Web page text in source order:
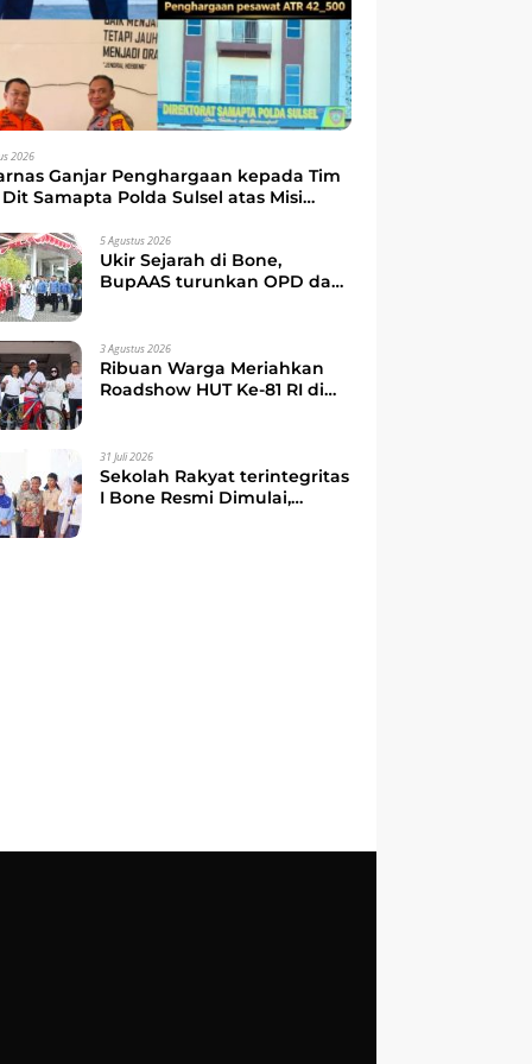
2026
Ganjar Penghargaan kepada Tim
Dit Samapta Polda Sulsel atas Misi
5 Agustus 2026
Ukir Sejarah di Bone,
BupAAS turunkan OPD dan
3 Agustus 2026
Ribuan Warga Meriahkan
Roadshow HUT Ke-81 RI di
Kebersamaan dan
Semangat Membangun
Daerah
31 Juli 2026
Sekolah Rakyat terintegritas
I Bone Resmi Dimulai,